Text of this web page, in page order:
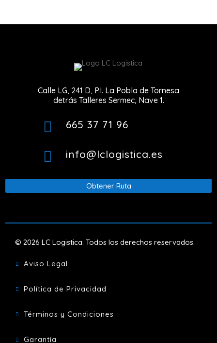
Calle LG, 241 D, P.I. La Pobla de Tornesa
detrás Talleres Sermec, Nave 1.
 665 37 71 96
 info@lclogistica.es
Obtener Ruta
© 2026 LC Logistica. Todos los derechos reservados.
 Aviso Legal
 Política de Privacidad
 Términos y Condiciones
 Garantía